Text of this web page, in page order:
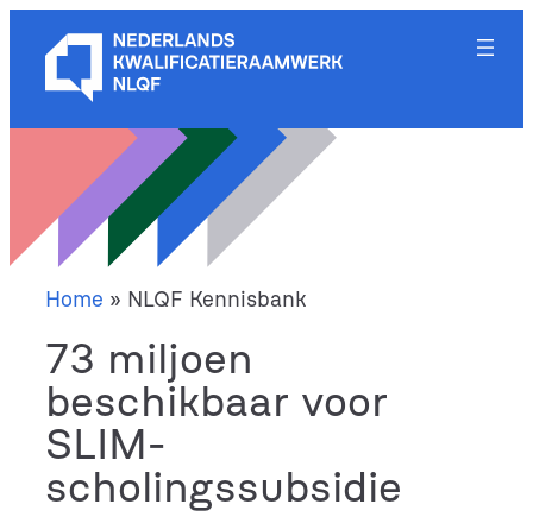
naar
inhoud
Home » NLQF Kennisbank
73 miljoen
beschikbaar voor
SLIM-
scholingssubsidie